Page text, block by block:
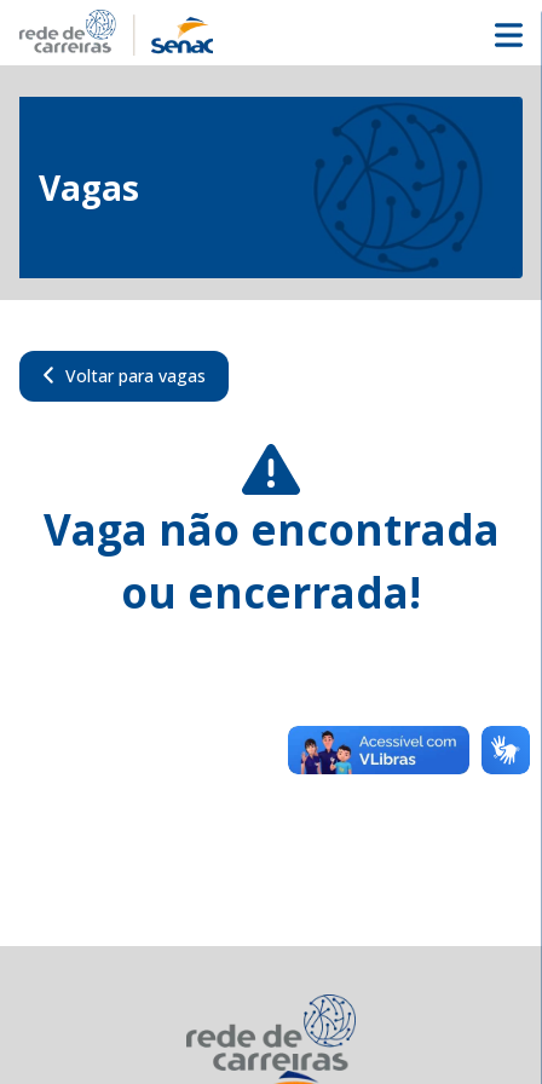
Vagas
Voltar para vagas
Vaga não encontrada
ou encerrada!